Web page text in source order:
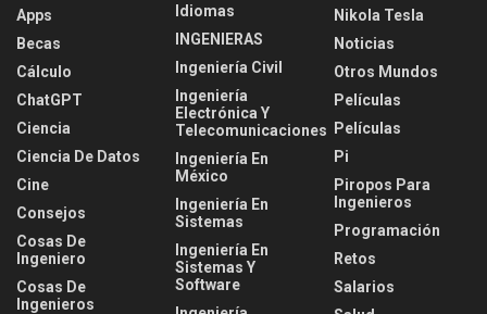
Apps
Becas
Cálculo
ChatGPT
Ciencia
Ciencia De Datos
Cine
Consejos
Cosas De
Ingeniero
Cosas De
Ingenieros
Idiomas
INGENIERAS
Ingeniería Civil
Ingeniería
Electrónica Y
Telecomunicaciones
Ingeniería En
México
Ingeniería En
Sistemas
Ingeniería En
Sistemas Y
Software
Nikola Tesla
Noticias
Otros Mundos
Películas
Películas
Pi
Piropos Para
Ingenieros
Programación
Retos
Salarios